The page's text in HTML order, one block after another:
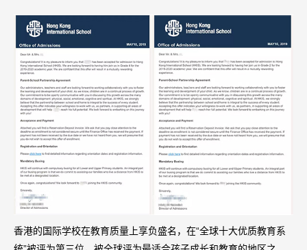
香港的国际学校在教育质量上享负盛名，在“全球十大优质教育系